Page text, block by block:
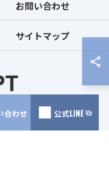
合わせ 公式LINE
お問い合わせ
サイトマップ
RIGHTS RESERVED.